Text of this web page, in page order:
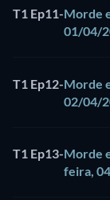
T1 Ep11-Morde
01/04/
T1 Ep12-Morde
02/04/
T1 Ep13-Morde
feira,